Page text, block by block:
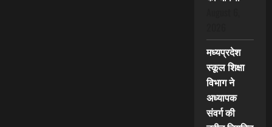
मध्यप्रदेश
स्कूल शिक्षा
विभाग ने
अध्यापक
संवर्ग की